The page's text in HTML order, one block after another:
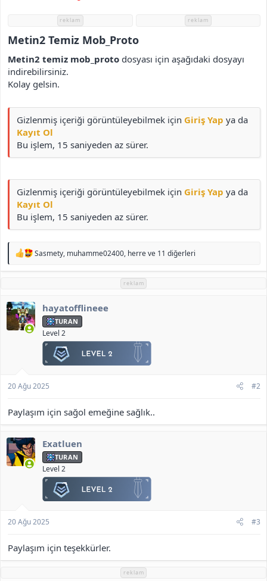
reklam reklam
Metin2 Temiz Mob_Proto​
Metin2 temiz mob_proto dosyası için aşağıdaki dosyayı
indirebilirsiniz.
Kolay gelsin.
Gizlenmiş içeriği görüntüleyebilmek için Giriş Yap ya da
Kayıt Ol
Bu işlem, 15 saniyeden az sürer.
Gizlenmiş içeriği görüntüleyebilmek için Giriş Yap ya da
Kayıt Ol
Bu işlem, 15 saniyeden az sürer.
T
p
l
e
r
:
Sasmety, muhamme02400, herreve 11 diğerleri
reklam
hayatofflineee
TURAN
Level 2
20 Ağu 2025 #2
Paylaşım için sağol emeğine sağlık..
Exatluen
TURAN
Level 2
20 Ağu 2025 #3
Paylaşım için teşekkürler.
reklam